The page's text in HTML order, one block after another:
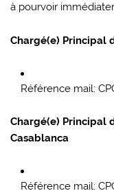
à pourvoir
Chargé(e) Principal
Référence mail:
Chargé(e) Principal
Casablanca
Référence mail: